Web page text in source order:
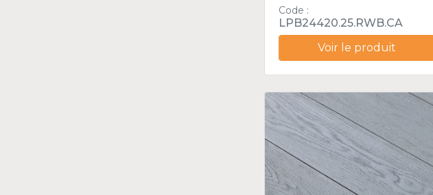
Code :
LPB24420.25.RWB.CA
Voir le produit